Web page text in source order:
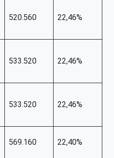
520.560 22,46%
533.520 22,46%
533.520 22,46%
569.160 22,40%